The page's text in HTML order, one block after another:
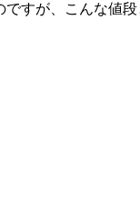
ですが、こんな値